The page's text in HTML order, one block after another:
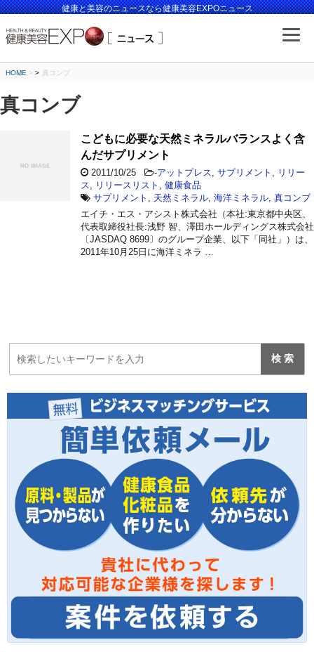
健康と美容のニュースなら健康美容EXPOニュース
HOME > 真コンブ
真コンブ
こどもに必要な天然ミネラルバランスよく含
んだサプリメント
2011/10/25 -アットプレス サプリメント
リリー
ス
リリースリスト
健康食品
サプリメント
天然ミネラル 海洋ミネラル 真コンブ
エイチ・エス・アシスト株式会社（本社:東京都中央区、
代表取締役社長:浅野 智、澤田ホールディングス株式会社
〔JASDAQ 8699〕のグループ企業、以下「同社」）は、
2011年10月25日に海洋ミネラ …